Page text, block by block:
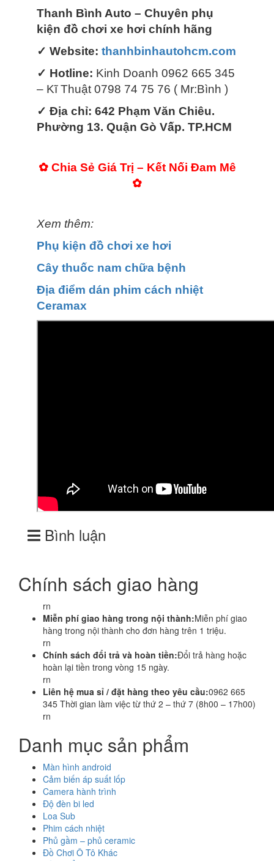
Thanh Bình Auto – Chuyên phụ
kiện đồ chơi xe hơi chính hãng
✓ Website: thanhbinhautohcm.com
✓ Hotline: Kinh Doanh 0962 665 345
– Kĩ Thuật 0798 74 75 76 ( Mr:Bình )
✓ Địa chỉ: 642 Phạm Văn Chiêu.
Phường 13. Quận Gò Vấp. TP.HCM
✿ Chia Sẻ Giá Trị – Kết Nối Đam Mê
✿
Xem thêm:
Phụ kiện đồ chơi xe hơi
Cây thuốc nam chữa bệnh
Địa điểm dán phim cách nhiệt
Ceramax
Bình luận
Chính sách giao hàng
rn
Miễn phí giao hàng trong nội thành:Miễn phí giao
hàng trong nội thành cho đơn hàng trên 1 triệu.
rn
Chính sách đổi trả và hoàn tiền:Đổi trả hàng hoặc
hoàn lại tiền trong vòng 15 ngày.
rn
Liên hệ mua sỉ / đặt hàng theo yêu cầu:0962 665
345 Thời gian làm việc từ thứ 2 – thứ 7 (8h00 – 17h00)
rn
Danh mục sản phẩm
Màn hình android
Cảm biến áp suất lốp
Camera hành trình
Độ đèn bi led
Loa Sub
Phim cách nhiệt
Phủ gầm – phủ ceramic
Đồ Chơi Ô Tô Khác